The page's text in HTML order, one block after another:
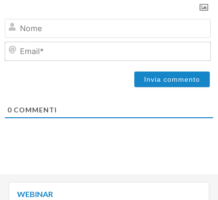
0 COMMENTI
WEBINAR